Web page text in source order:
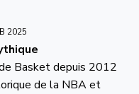
Basket depuis 2012
de la NBA et